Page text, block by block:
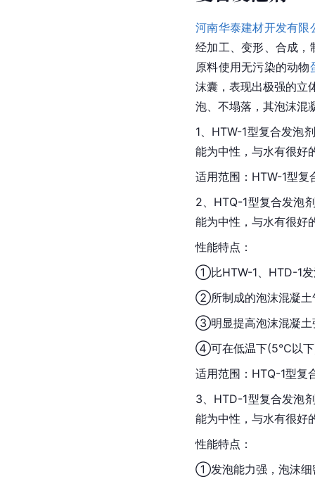
河南华泰建材开发有限
经加工、变形、合成，
原料使用无污染的动物
沫囊，表现出极强的立
泡、不塌落，其泡沫混
1、HTW-1型复合发泡
能为中性，与水有很好
适用范围：HTW-1型复
2、HTQ-1型复合发泡
能为中性，与水有很好
性能特点：
①比HTW-1、HTD-1发
②所制成的泡沫混凝土
③明显提高泡沫混凝土
④可在低温下(5℃以下)
适用范围：HTQ-1型复
3、HTD-1型复合发泡
能为中性，与水有很好
性能特点：
①发泡能力强，泡沫细